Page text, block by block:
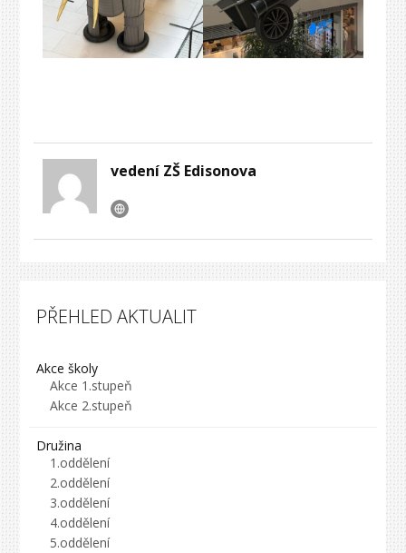
vedení ZŠ Edisonova
PŘEHLED AKTUALIT
Akce školy
Akce 1.stupeň
Akce 2.stupeň
Družina
1.oddělení
2.oddělení
3.oddělení
4.oddělení
5.oddělení